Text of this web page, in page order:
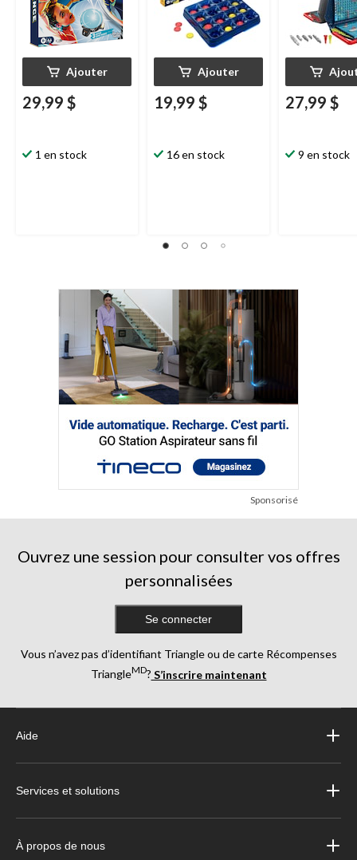
Ajouter
29,99 $
1 en stock
Ajouter
19,99 $
16 en stock
27,99 $
9 en stock
Sponsorisé
Ouvrez une session pour consulter vos offres
personnalisées
Se connecter
Vous n’avez pas d’identifiant Triangle ou de carte Récompenses
TriangleMD? S’inscrire maintenant
Aide
Services et solutions
À propos de nous